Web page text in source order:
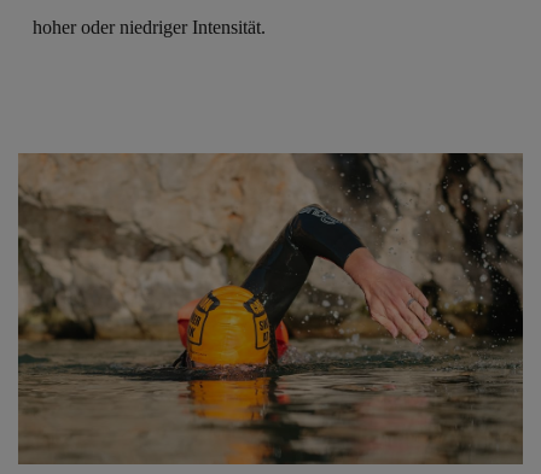
hoher oder niedriger Intensität.